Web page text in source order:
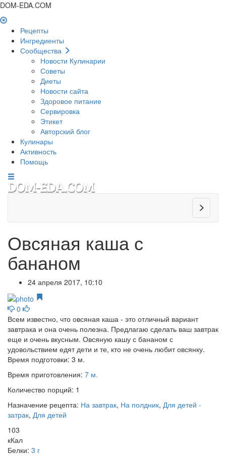
DOM-EDA.COM
Рецепты
Ингредиенты
Сообщества
Новости Кулинарии
Советы
Диеты
Новости сайта
Здоровое питание
Сервировка
Этикет
Авторский блог
Кулинары
Активность
Помощь
Овсяная каша с
бананом
24 апреля 2017, 10:10
0
Всем известно, что овсяная каша - это отличный вариант
завтрака и она очень полезна. Предлагаю сделать ваш завтрак
еще и очень вкусным. Овсяную кашу с бананом с
удовольствием едят дети и те, кто не очень любит овсянку.
Время подготовки: 3 м.
Время приготовления: 7 м.
Количество порций: 1
Назначение рецепта: На завтрак, На полдник, Для детей -
затрак, Для детей
103
кКал
Белки: 3 г